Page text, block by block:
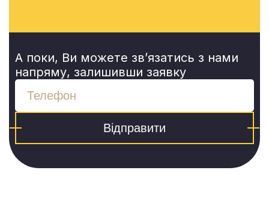
А поки, Ви можете зв’язатись з нами
напряму, залишивши заявку
Відправити